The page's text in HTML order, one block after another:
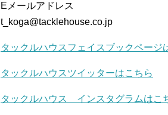
Eメールアドレス
t_koga@tacklehouse.co.jp
タックルハウスフェイスブックページ
タックルハウスツイッターはこちら
タックルハウス インスタグラムはこ